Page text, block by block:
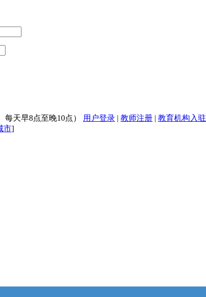
每天早8点至晚10点） 用户登录 | 教师注册 | 教育机构入驻
市]